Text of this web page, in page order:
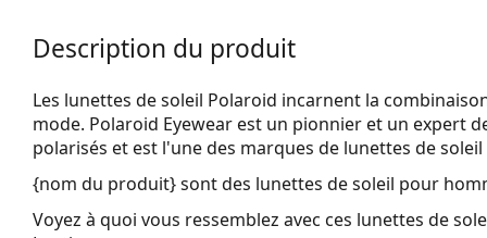
Description du produit
Les lunettes de soleil Polaroid incarnent la
mode. Polaroid Eyewear est un pionnier et un expert
polarisés et est l'une des marques de lunettes de soleil
{nom du produit}sont des lunettes de soleil pour
Voyez à quoi vous ressemblez avec ces lunettes de